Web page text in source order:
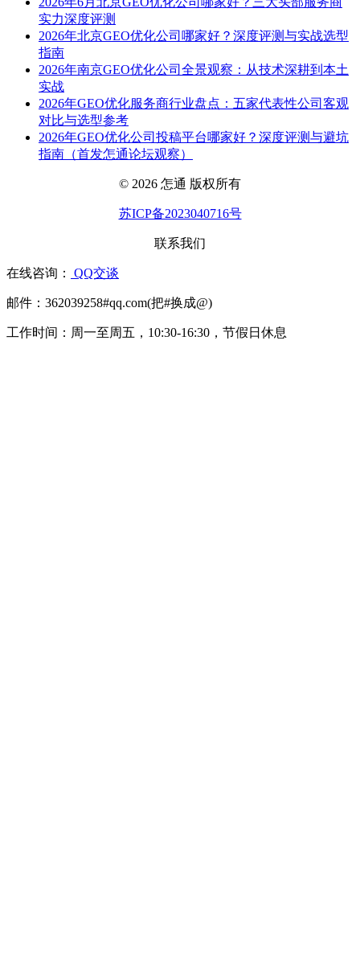
实力深度评测
2026年北京GEO优化公司哪家好？深度评测与实战选型
指南
2026年南京GEO优化公司全景观察：从技术深耕到本土
实战
2026年GEO优化服务商行业盘点：五家代表性公司客观
对比与选型参考
2026年GEO优化公司投稿平台哪家好？深度评测与避坑
指南（首发怎通论坛观察）
© 2026 怎通 版权所有
苏ICP备2023040716号
联系我们
在线咨询： QQ交谈
邮件：362039258#qq.com(把#换成@)
工作时间：周一至周五，10:30-16:30，节假日休息